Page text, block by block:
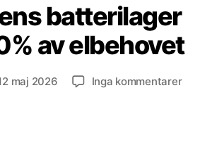
batterilager
av elbehovet
maj 2026 Inga kommentarertill